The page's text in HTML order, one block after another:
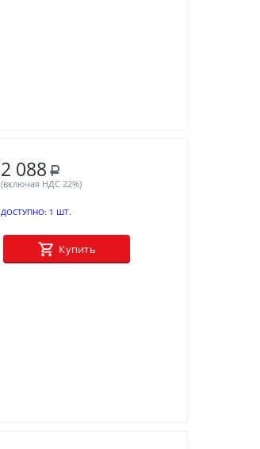
2 088 Р
(включая НДС 22%)
ДОСТУПНО: 1 ШТ.
Купить